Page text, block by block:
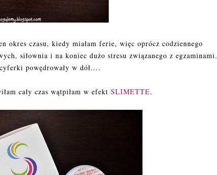
okres czasu, kiedy miałam ferie, więc oprócz codziennego
siłownia i na koniec dużo stresu związanego z egzaminami.
powędrowały w dół....
cały czas wątpiłam w efektSLIMETTE.